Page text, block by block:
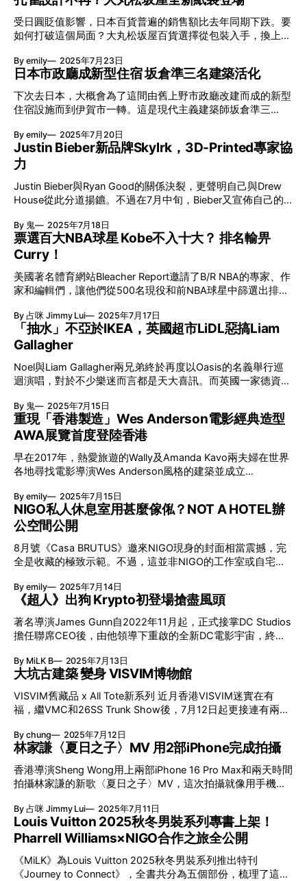
調整心態，穩步成長為港隊的重要成員。 曾受前財政司司長
曾俊華指導 蔡俊彥是前財政司司長曾俊華的學生。自1985年
起，曾俊華在喇沙書
現」，令NIGO®印象深刻，
材供應商 田宮俊作父親－田宮義雄早於戰前於靜岡創立田宮
自動車商会，從事公共交通以及貨運事業。後來靜岡遭受空
襲，生意付之一炬。田宮義雄卻看準了重建的商機，成立了田
宮商事合資会社，轉型為木材供應商，翌年公司更開設了木製
模型部門。不過在1951年，一場漏電意外把田宮的工作燒毀，
田宮義雄後來決定只專注於木製模型發展。1958年，田宮俊
劃與設計工作。 帶領公司邁向塑膠模型新時代 50年代，日本
開始進口歐、美的塑膠模型玩具。因為倒模技術讓模型造工更
流的轉變，田宮俊作於1959年就帶領公司的模型部門轉型，
開始製作起塑膠製的比例模型。而田宮第一款推出的塑料設
計，就是1960年面世，比例為1/800的大和號戰艦。後來於
1977年，田宮俊作就正式出任田宮模型的社
受日圓貶值影響，日本百貨普遍的銷售額比去年同期下跌。要
如何打破這個局面？大丸松坂屋百貨選擇從包裝入手，換上現
雙換上全新包裝，更首次採用統一設計。如剪紙般的全新設計
由設計師三澤遥操刀，取代了經典的「孔雀」圖案。新設計將
於7月30日起逐步推行，各位日本百貨迷會不捨嗎？ 大丸、松
坂屋舊版紙袋由誰操刀？ 至今，大丸一直沿用自平面設計師
井上淳於1990年設計的綠色和米色「孔雀」斜條紋包裝；而
松坂屋則採用美國設計師Michael Schwab於2002年創作的洋
蘭圖案復古設計。早在2007年大丸和松阪屋業務整合為同一
集團，後於2010年兩大百貨正式合併，然而整合後仍以兩個
品牌的標誌營運，沒有統一品牌形象。新設計則以「百樣圖」
為主題，匯合歷史、地域、時代及對顧客的關懷幾項元素。
大丸松坂屋新包裝：用5層紙構成百種模樣 札幌、東京、上
一間獲稱為旗艦店。要展現出如一又有差異，三澤遥帶來了一
個持續變化的視覺識別符號「百樣圖」。單單用5張紙，透過
重疊紙張以及大丸的圓形和松坂屋的方形創造
By emily 2025年7月23日
日本市政廳成新型住宿 坂倉準三名建築活化
下次去日本，大概會為了這間由舊上野市政廳改建而成的新型
住宿設施而到伊賀市一轉。這是現代主義建築師坂倉準三
伊賀市公共圖書館的複合設施「泊船」，一個面向當地居民和
遊客的全新空間。酒店將於7月21日正式開業，而圖書館則預
計於2026年春季啟用。這個項目並非只是簡單的翻新，而是
重新詮釋坂倉準三「建築是為了生活的人而建」之設計哲學。
泊船 地址：三重県伊賀市上野丸之内116 旧上野市庁舎
SAKAKURA BASE 坂倉準三師從Le Corbusier：為人而設的建
築 究竟舊上野市政廳這幢建築有甚麼來頭？坂倉準三於1931
至1936年間師從現代建築之父Le Corbusier，這段學徒時期對
他的建築理念產生深遠的影響，讓坂倉準三深入理解並實踐
Modulor概念。他在巴黎萬國博覽會帶來的處女作——日本
館，隨即獲得國際注目。上野市（現為伊賀市）市長對坂倉準
三的羽島市廳舍印象深刻，因此在1959年委託坂倉準三參與
廳。 為何名為「泊船」？ 泊船意為「停泊的船隻」，名字的
靈感源於伊
By emily 2025年7月20日
Justin Bieber新品牌Skylrk，3D-Printed專家協
力
Justin Bieber與Ryan Good的關係決裂，更聲明自己與Drew
House從此分道揚鑣。不過在7月中旬，Bieber又宣佈自己的
出力；更邀請了擅長3D打印設計的Finn Rush-Taylor加盟創作
團隊，以另一種未來感設計於潮流界重新出發。 Skylrk－籌備
兩年的未來設計？ 據說早於2022年，IG上已經注册了
「Skylrk」的帳號。2023年，Justin Bieber被拍到穿上一對不
知名的球鞋，亦有傳言那是新品牌的試作品。直到今年4月，
Justin Bieber於個人IG陸續披露關於Skylrk的細節。有別於昔
日Drew House那「粉絲」向定位，Skylrk更著眼於街頭、未
來感風格。而即將上架的除糖果色調優閒服，當然還有
「Bieber著用」的拖鞋以及太陽眼鏡設計。 3D設計職人助陣
作為個人第二個服裝品牌，Justin Bieber今次找來了友人兼街
頭品牌Pink Dolphin聯合創辦人Neima Khaila作為生意合作夥
伴，並一同參與品牌的設計工作。至於Skylrk的L
By 鬼 2025年7月18日
票選百大NBA球星 Kobe不入十大？ 排名輸畀
Curry！
美國著名體育網站Bleacher Report邀請了B/R NBA的專家、作
家和編輯們，讓他們從500名現役和前NBA球星中篩選出排名
遺珠呢？ 無可置疑「籃球之神」排名第一 美國著名體育網站
Bleacher Report票選百大NBA球星，Michael Jordan成為最佳
球星第一位，相信沒有太多人質疑。在其15年的職業生涯中，
他率領公牛隊6次打入NBA總決賽，奪得6次總冠軍，完成了兩
次三連冠，達到百份之百的奪冠率，打造了「公牛王朝」。他
的個人榮譽還包括6屆NBA總決賽最有價值球員、5屆NBA最有
價值球員、3屆NBA明星賽最有價值球員、10屆NBA得分王、
3屆偷波王，10次入選NBA最佳陣容、14次入選NBA全明星
賽，以及1988年NBA年度最佳防守球員。如此成就，絕對是
「前無古人，後無來者」。 LBJ排第二？Kobe竟不入十大？
現年40歲的LeBron James在NBA已渡過了22年職業生涯，今
年他成為史上首位在常規賽與季後賽合計得分突破50,000分
到憎恨
By 占咪 Jimmy Lui 2025年7月17日
「抽水」不亞於IKEA，英國超市LiDL惡搞Liam
Gallagher
Noel與Liam Gallagher兩兄弟終於再度以Oasis的名義舉行巡
迴演唱，對於不少樂迷而言都是天大喜訊。而英國一家德資的
山外套。設計以Liam去年穿過的Berghaus Trango Jacket為靈
感，再配合一系列「抽水」宣傳攻勢，賺錢之餘都是賺流量。
LiDL二次創作Stone Island廣告 Noel與Liam Gallagher兩大仇
家／兄弟今年終於再次以Oasis的姿態巡迴演出，相信是今年
樂壇其中一件哄動大事。而來自德國的連鎖折扣超市－LiDL的
英國分店，亦藉著今次Re-union，特別於前幾天推出了一款名
為LiDL by LiDL Jacket的大衣。而超市更直接模仿了Stone
Island去年的宣傳技倆，於曼城的Etihad Stadium外（Liam是
英超曼城擁躉）製作了一幅巨型廣告壁畫。 0:00 /0:27 1× 宣
傳片跟足「Parka Monkey」姿態 LiDL UK的攻勢亦一浪接一
浪，壁畫
By 鬼 2025年7月15日
重現「香港製造」Wes Anderson電影經典造型
AWA展覽首度登陸香港
早在2017年，熱愛旅遊的Wally及Amanda Kavo兩夫婦在世界
各地尋找電影導演Wes Anderson風格的建築並成立
留意身邊的唯美風景。他們把這些景致輯錄成書，Wes
Anderson更親筆撰寫前言支持這本另類的「旅遊指南」。二
人繼而將這項企劃延伸為美學展覽，先後巡迴首爾、東京、倫
敦等地後，終於來到香港。展覽劃分為7個主題區，於荃灣南
豐紗廠及啟德Airside兩地舉行。 Wes Anderson世界美學展覽
日期：7月15日至9月14日 地點及時間：南豐紗廠 11am-7pm /
啟德Airside 11am-9pm 香港製造！5個Wes Anderson電影經
典造型 Accidentally Wes Anderson展覽展出的照片大部份取
自Accidentally Wes Anderson的藏檔，而以「香港製造」單品
搭配的角色造型則為香港站度身設計。以60至80年代間香港
製造的電筒、露營燈、玩具望遠鏡、衣物等，帶來《天才一
By emily 2025年7月15日
NIGO私人休息室用甚麼傢俬？NOT A HOTEL辦
公空間公開
8月號《Casa BRUTUS》邀來NIGO現身的封面相當震撼，完
全是收藏的極致示範。不過，這並非NIGO的工作室或自宅，
辦公空間。有別於一般會社總部，NOT A HOTEL除了設有為
員工活動及工作的空間，還特別為NOT A HOTEL TOKYO的主
腦NIGO設立「THE NIGO LOUNGE」私人休息室兼會客室，
簡直是奢華級的工作環境。7月26日還限定開放予100人參
觀，現可在網上報名申請參加抽選。 NIGO為NOT A HOTEL會
客室選用甚麼家具？ 最搶眼的莫於一整排共352個的USM
Haller System，內收納了NIGO早年在美國玩具展及古董展上
放所有物品。NIGO在工作室使用這套家具系統已經超過20
年，一直將設計融入他的日常生活空間，這次NIGO選用了較
Standard Chair，最意想不到的是桌上配有烤爐燒肉之用。
NOT A HOTEL辦公室空間找到40年代名建築 建築傳
By emily 2025年7月14日
《超人》出狗 Krypto初登場搶盡風頭
著名導演James Gunn自2022年11月起，正式接掌DC Studios
擔任聯席CEO後，由他領導下重啟的全新DC電影宇宙，終於
多條《超人》預告中，最搶鏡的竟然是過去從未在任何《超
人》真人電影中亮相的超人愛犬Krypto，牠在預告中被身受重
傷的超人召喚前來救援，但卻頑皮地以為叫牠來玩耍，結果令
超人傷上加傷，其可愛動態，迅間迷倒大批觀眾！電影公司更
在《超人》上映期間，增設狗狗友善場，證明狗狗都有大市
場！ 導演James Gun愛犬Ozu成靈感 能夠俘虜廣大觀眾，
Krypto這隻超能狗狗絕不簡單，牠其實是由James Gunn新領
竟外領養了Ozu，牠頑皮不安，令James束手無策，於是靈機
一觸，決定將其寫入《超人》故事之中。 所謂做事做全套！
Ozu的灰色毛色，改成Krypto的白色。電影特別保留了Ozu一
直耳仔會豎起的狀態，以及其頑皮的個性。在拍攝時除了電腦
特效之外，主要會由動物演員Jolene
By MiLK B 2025年7月13日
大坑古建築 變身 VISVIM博物館
VISVIM舊藏品 x All Tote新系列 近月香港VISVIM迷實在有
福，繼VMC和26SS Trunk Show後，7月12日起更接連有兩大
將大坑古建築現場變成VISVIM博物館，展出為期5天的經典背
囊系列。 中村世紀以舊立新 「隨著產品的日常使用，其形
狀、顏色、質地等開始一點一點地變化，毫無疑問，它將反映
使用者的個性、生活方式和歷史。」中村世紀著眼於產品如何
隨著時間的流逝變得更加有吸引力，接續便帶來今回的全新系
列 - 「All Tote」。 5天限定店 先看藏品 再即時入手新作
VISVIM今次來港的 「ALL TOTE」系列，以「運送」為主題。
主角之一是5種類配色之CORDURA®尼龍物料背囊系列、
LIMONTA帆布搭載鹿皮材質的Tote Bag，當然主題Jumbo
Tee亦是 「ALL TOTE」之注目焦點，全部可以Walk-in即場入
手。 今回必注目
By chung 2025年7月12日
林家謙〈夏日之子〉MV 用2部iPhone完成拍攝
香港導演Sheng Wong用上兩部iPhone 16 Pro Max和兩天時間
拍攝林家謙的新歌〈夏日之子〉MV，這次拍攝就像用手機記
然真實，達到絕佳的第一身視覺體驗，喚起青春的回憶。
By 占咪 Jimmy Lui 2025年7月11日
Louis Vuitton 2025秋冬男裝系列專書上架！
Pharrell Williams×NIGO合作之旅全公開
《MiLK》為Louis Vuitton 2025秋冬男裝系列推出特刊
《Journey to Connect》，全書共分為五個部份，梳理了這段